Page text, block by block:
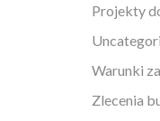
Projekty
Warunki
Zlecenia